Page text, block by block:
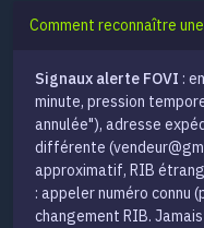
Comment reconnaître
Signaux alerte FOVI :
minute, pression
annulée"), adresse
différente (
approximatif, RIB
: appeler numéro connu
changement RIB.